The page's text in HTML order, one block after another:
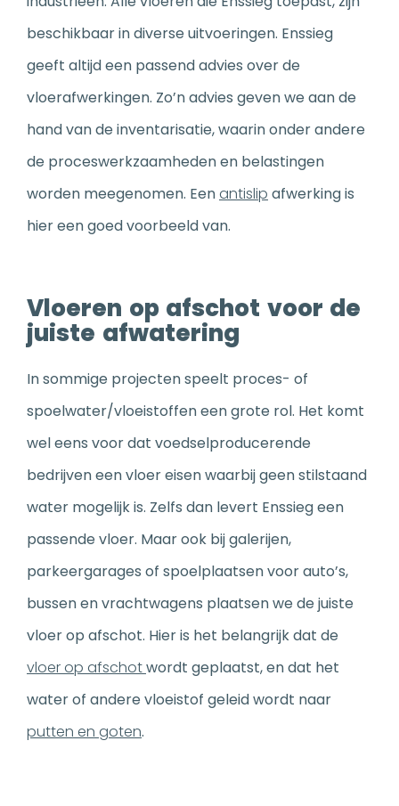
beschikbaar in diverse uitvoeringen. Enssieg
geeft altijd een passend advies over de
vloerafwerkingen. Zo’n advies geven we aan de
hand van de inventarisatie, waarin onder andere
de proceswerkzaamheden en belastingen
worden meegenomen. Eenantislip afwerking is
hier een goed voorbeeld van.
Vloeren op afschot voor de
juiste afwatering
In sommige projecten speelt proces- of
spoelwater/vloeistoffen een grote rol. Het komt
wel eens voor dat voedselproducerende
bedrijven een vloer eisen waarbij geen stilstaand
water mogelijk is. Zelfs dan levert Enssieg een
passende vloer. Maar ook bij galerijen,
parkeergarages of spoelplaatsen voor auto’s,
bussen en vrachtwagens plaatsen we de juiste
vloer op afschot. Hier is het belangrijk dat de
vloer op afschotwordt geplaatst, en dat het
water of andere vloeistof geleid wordt naar
putten en goten.